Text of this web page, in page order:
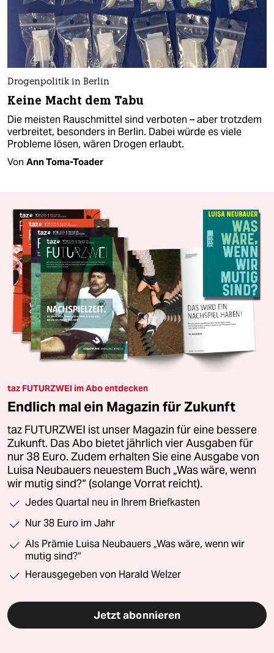
Drogenpolitik in Berlin
Keine Macht dem Tabu
Die meisten Rauschmittel sind verboten – aber trotzdem
verbreitet, besonders in Berlin. Dabei würde es viele
Probleme lösen, wären Drogen erlaubt.
Von Ann Toma-Toader
taz FUTURZWEI im Abo entdecken
Endlich mal ein Magazin für Zukunft
taz FUTURZWEI ist unser Magazin für eine bessere
Zukunft. Das Abo bietet jährlich vier Ausgaben für
nur 38 Euro. Zudem erhalten Sie eine Ausgabe von
Luisa Neubauers neuestem Buch „Was wäre, wenn
wir mutig sind?“ (solange Vorrat reicht).
Jedes Quartal neu in Ihrem Briefkasten
Nur 38 Euro im Jahr
Als Prämie Luisa Neubauers „Was wäre, wenn wir
mutig sind?“
Herausgegeben von Harald Welzer
Jetzt abonnieren